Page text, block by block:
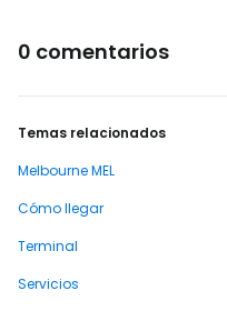
0 comentarios
Temas relacionados
Melbourne MEL
Cómo llegar
Terminal
Servicios